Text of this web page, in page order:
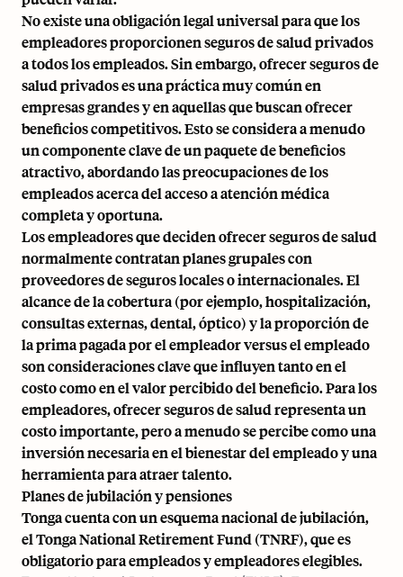
No existe una obligación legal universal para que los
empleadores proporcionen seguros de salud privados
a todos los empleados. Sin embargo, ofrecer seguros de
salud privados es una práctica muy común en
empresas grandes y en aquellas que buscan ofrecer
beneficios competitivos. Esto se considera a menudo
un componente clave de un paquete de beneficios
atractivo, abordando las preocupaciones de los
empleados acerca del acceso a atención médica
completa y oportuna.
Los empleadores que deciden ofrecer seguros de salud
normalmente contratan planes grupales con
proveedores de seguros locales o internacionales. El
alcance de la cobertura (por ejemplo, hospitalización,
consultas externas, dental, óptico) y la proporción de
la prima pagada por el empleador versus el empleado
son consideraciones clave que influyen tanto en el
costo como en el valor percibido del beneficio. Para los
empleadores, ofrecer seguros de salud representa un
costo importante, pero a menudo se percibe como una
inversión necesaria en el bienestar del empleado y una
herramienta para atraer talento.
Planes de jubilación y pensiones
Tonga cuenta con un esquema nacional de jubilación,
el Tonga National Retirement Fund (TNRF), que es
obligatorio para empleados y empleadores elegibles.